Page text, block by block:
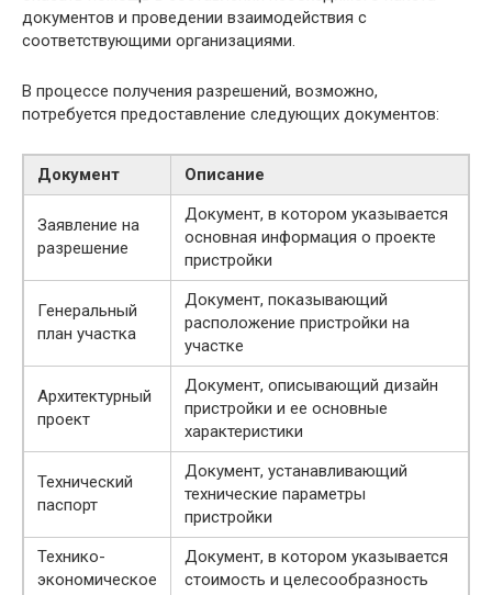
документов и проведении взаимодействия с
соответствующими организациями.
В процессе получения разрешений, возможно,
потребуется предоставление следующих документов:
Документ Описание
Заявление на
разрешение
Документ, в котором указывается
основная информация о проекте
пристройки
Генеральный
план участка
Документ, показывающий
расположение пристройки на
участке
Архитектурный
проект
Документ, описывающий дизайн
пристройки и ее основные
характеристики
Технический
паспорт
Документ, устанавливающий
технические параметры
пристройки
Технико-
экономическое
Документ, в котором указывается
стоимость и целесообразность